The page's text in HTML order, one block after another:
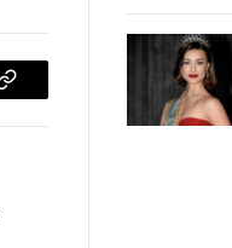
Copiar